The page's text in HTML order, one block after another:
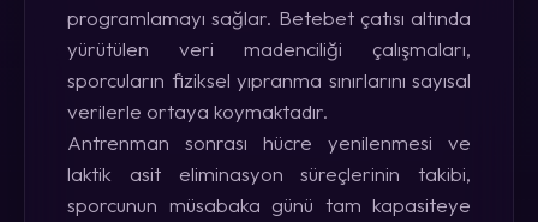
programlamayı sağlar. Betebet çatısı altında
yürütülen veri madenciliği çalışmaları,
sporcuların fiziksel yıpranma sınırlarını sayısal
verilerle ortaya koymaktadır.
Antrenman sonrası hücre yenilenmesi ve
laktik asit eliminasyon süreçlerinin takibi,
sporcunun müsabaka günü tam kapasiteye